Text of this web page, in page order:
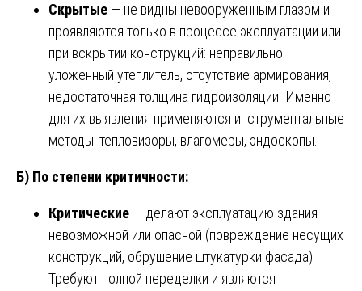
Скрытые — не видны невооруженным глазом и
проявляются только в процессе эксплуатации или
при вскрытии конструкций: неправильно
уложенный утеплитель, отсутствие армирования,
недостаточная толщина гидроизоляции. Именно
для их выявления применяются инструментальные
методы: тепловизоры, влагомеры, эндоскопы.
Б) По степени критичности:
Критические — делают эксплуатацию здания
невозможной или опасной (повреждение несущих
конструкций, обрушение штукатурки фасада).
Требуют полной переделки и являются